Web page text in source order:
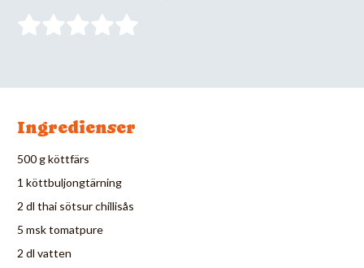
Ingredienser
500 g köttfärs
1 köttbuljongtärning
2 dl thai sötsur chillisås
5 msk tomatpure
2 dl vatten